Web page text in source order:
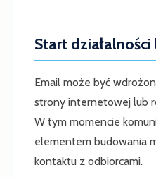
Start
Email może być
strony internetowej lub
W tym momencie
elementem budowania
kontaktu z odbiorcami.